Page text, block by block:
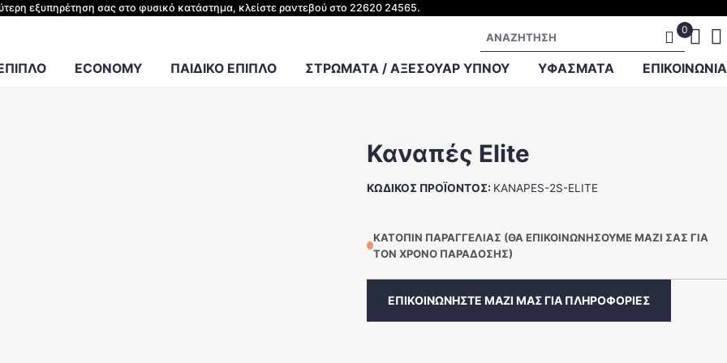
εξυπηρέτηση σας στο φυσικό κατάστημα, κλείστε ραντεβού στο 22620 24565.
Αναζήτηση
ECONOMY ΠΑΙΔΙΚΟ ΕΠΙΠΛΟ ΣΤΡΩΜΑΤΑ / ΑΞΕΣΟΥΑΡ ΥΠΝΟΥ
ΚΡΕΒΑΤΙΟΥ
ΥΦΑΣΜΑΤΑ ΕΠΙΚΟΙΝΩΝΊΑ
Καναπές Elite
ΚΩΔΙΚΌΣ ΠΡΟΪΌΝΤΟΣ: KANAPES-2S-ELITE
ΚΑΤΌΠΙΝ ΠΑΡΑΓΓΕΛΊΑΣ (ΘΑ ΕΠΙΚΟΙΝΩΝΉΣΟΥΜΕ ΜΑΖΊ ΣΑΣ ΓΙΑ
ΤΟΝ ΧΡΌΝΟ ΠΑΡΆΔΟΣΗΣ)
ΕΠΙΚΟΙΝΩΝΗΣΤΕ ΜΑΖΙ ΜΑΣ ΓΙΑ ΠΛΗΡΟΦΟΡΙΕΣ